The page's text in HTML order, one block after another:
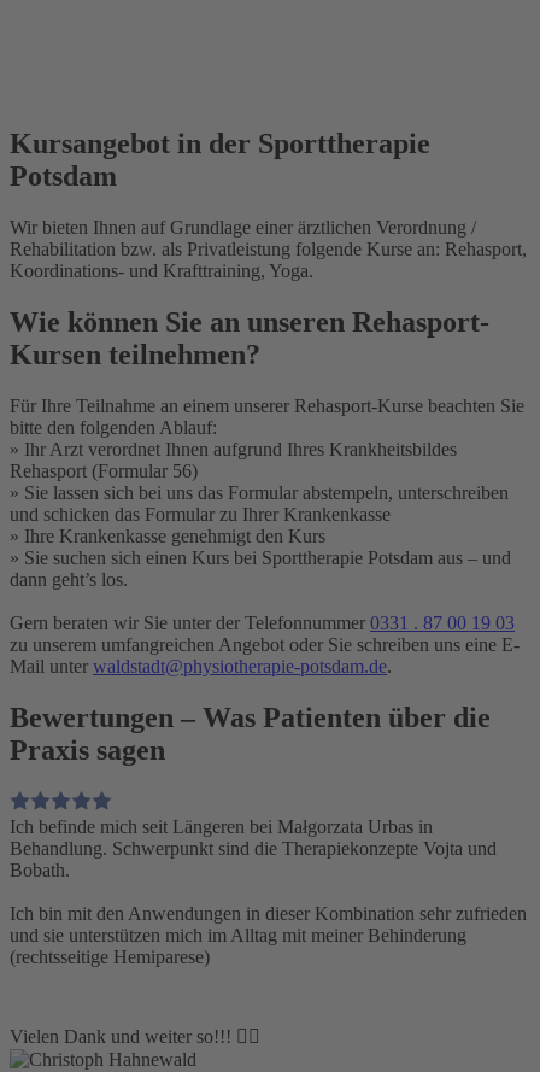
Kursangebot in der Sporttherapie
Potsdam
Wir bieten Ihnen auf Grundlage einer ärztlichen Verordnung /
Rehabilitation bzw. als Privatleistung folgende Kurse an: Rehasport,
Koordinations- und Krafttraining, Yoga.
Wie können Sie an unseren Rehasport-
Kursen teilnehmen?
Für Ihre Teilnahme an einem unserer Rehasport-Kurse beachten Sie
bitte den folgenden Ablauf:
» Ihr Arzt verordnet Ihnen aufgrund Ihres Krankheitsbildes
Rehasport (Formular 56)
» Sie lassen sich bei uns das Formular abstempeln, unterschreiben
und schicken das Formular zu Ihrer Krankenkasse
» Ihre Krankenkasse genehmigt den Kurs
» Sie suchen sich einen Kurs bei Sporttherapie Potsdam aus – und
dann geht’s los.
Gern beraten wir Sie unter der Telefonnummer 0331 . 87 00 19 03
zu unserem umfangreichen Angebot oder Sie schreiben uns eine E-
Mail unter waldstadt@physiotherapie-potsdam.de.
Bewertungen – Was Patienten über die
Praxis sagen
Ich befinde mich seit Längeren bei Małgorzata Urbas in
Behandlung. Schwerpunkt sind die Therapiekonzepte Vojta und
Bobath.
Ich bin mit den Anwendungen in dieser Kombination sehr zufrieden
und sie unterstützen mich im Alltag mit meiner Behinderung
(rechtsseitige Hemiparese)
Vielen Dank und weiter so!!! 👍🏻